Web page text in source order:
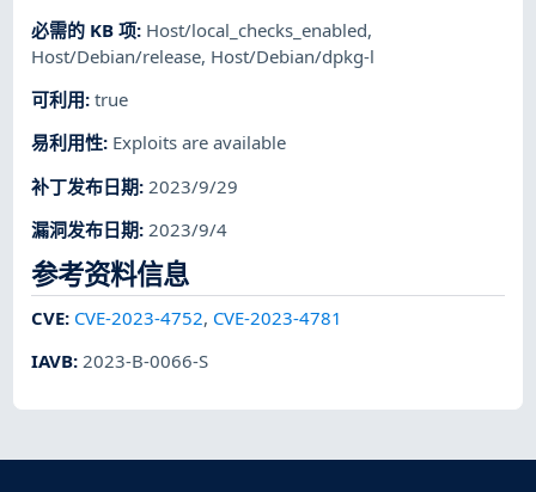
必需的 KB 项: Host/local_checks_enabled,
Host/Debian/release, Host/Debian/dpkg-l
可利用:true
易利用性: Exploits are available
补丁发布日期: 2023/9/29
漏洞发布日期: 2023/9/4
参考资料信息
CVE: CVE-2023-4752, CVE-2023-4781
IAVB:2023-B-0066-S